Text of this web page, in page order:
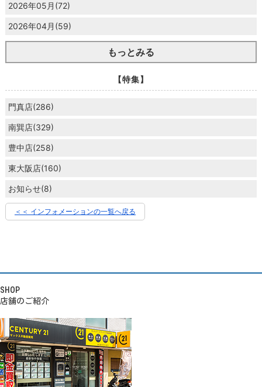
2026年05月(72)
2026年04月(59)
もっとみる
【特集】
門真店(286)
南巽店(329)
豊中店(258)
東大阪店(160)
お知らせ(8)
＜＜ インフォメーションの一覧へ戻る
SHOP
店舗のご紹介